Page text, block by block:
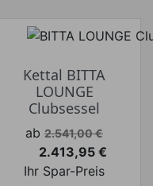
Kettal BITTA
LOUNGE
Clubsessel
Verkaufspreis
ab 2.541,00 €
Preis
2.413,95 €
Ihr Spar-Preis